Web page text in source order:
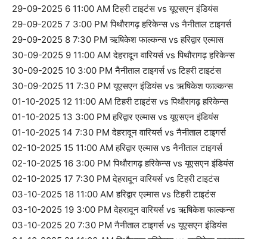
29-09-2025 6 11:00 AM टिहरी टाइटंस vs यूएसएन इंडियंस
29-09-2025 7 3:00 PM पिथौरागढ़ हरिकेन्स vs नैनीताल टाइगर्स
29-09-2025 8 7:30 PM ऋषिकेश फाल्कन्स vs हरिद्वार एल्मास
30-09-2025 9 11:00 AM देहरादून वारियर्स vs पिथौरागढ़ हरिकेन्स
30-09-2025 10 3:00 PM नैनीताल टाइगर्स vs टिहरी टाइटंस
30-09-2025 11 7:30 PM यूएसएन इंडियंस vs ऋषिकेश फाल्कन्स
01-10-2025 12 11:00 AM टिहरी टाइटंस vs पिथौरागढ़ हरिकेन्स
01-10-2025 13 3:00 PM हरिद्वार एल्मास vs यूएसएन इंडियंस
01-10-2025 14 7:30 PM देहरादून वारियर्स vs नैनीताल टाइगर्स
02-10-2025 15 11:00 AM हरिद्वार एल्मास vs नैनीताल टाइगर्स
02-10-2025 16 3:00 PM पिथौरागढ़ हरिकेन्स vs यूएसएन इंडियंस
02-10-2025 17 7:30 PM देहरादून वारियर्स vs टिहरी टाइटंस
03-10-2025 18 11:00 AM हरिद्वार एल्मास vs टिहरी टाइटंस
03-10-2025 19 3:00 PM देहरादून वारियर्स vs ऋषिकेश फाल्कन्स
03-10-2025 20 7:30 PM नैनीताल टाइगर्स vs यूएसएन इंडियंस